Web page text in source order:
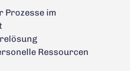
Prozesse im
Ressourcen